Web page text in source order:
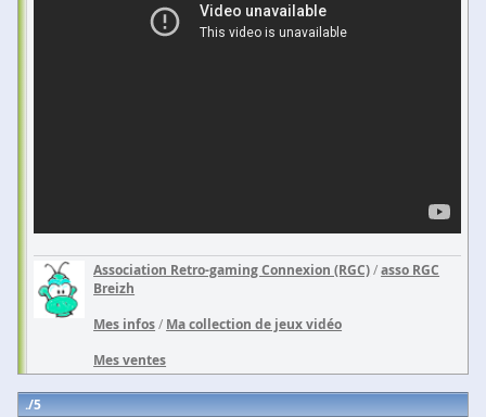
Association Retro-gaming Connexion (RGC)/asso RGC
Breizh
Mes infos/ Ma collection de jeux vidéo
Mes ventes
5